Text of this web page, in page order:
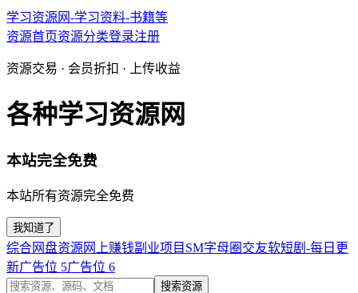
学习资源网-学习资料-书籍等
资源首页资源分类登录注册
资源交易 · 会员折扣 · 上传收益
各种学习资源网
本站完全免费
本站所有资源完全免费
我知道了
综合网盘资源 网上赚钱副业项目 SM字母圈交友软短剧-每日更
新广告位 5广告位 6
搜索资源